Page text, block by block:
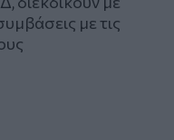
με τις